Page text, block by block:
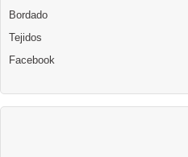
Bordado
Tejidos
Facebook